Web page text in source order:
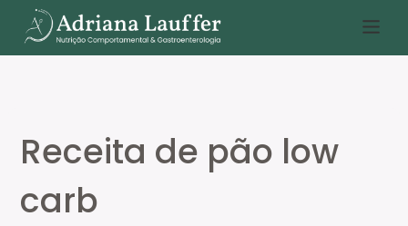
para
o
Receita de pão low
carb
e
a